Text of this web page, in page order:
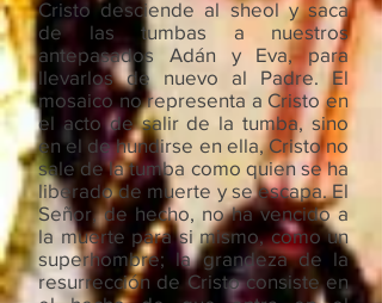
Cristo desciende al sheol y saca
de las tumbas a nuestros
antepasados Adán y Eva, para
llevarlos de nuevo al Padre. El
mosaico no representa a Cristo en
el acto de salir de la tumba, sino
en el de hundirse en ella, Cristo no
sale de la tumba como quien se ha
liberado de muerte y se escapa. El
Señor, de hecho, no ha vencido a
la muerte para si mismo, como un
superhombre; la grandeza de la
resurrección de Cristo consiste en